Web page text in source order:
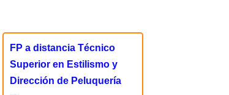
FP a distancia Técnico
Superior en Estilismo y
Dirección de Peluquería